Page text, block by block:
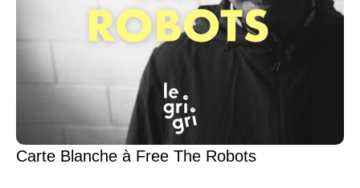
Carte Blanche à Free The Robots